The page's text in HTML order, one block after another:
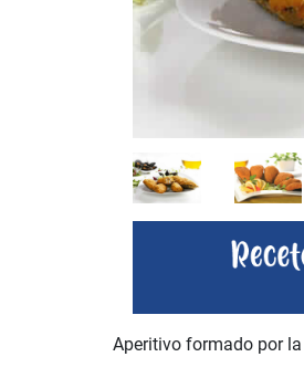
Aperitivo formado por